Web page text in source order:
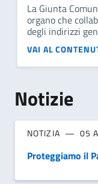
La Giunta
organo che
degli indirizzi
VAI AL
Notizie
NOTIZIA 05
Proteggiamo il